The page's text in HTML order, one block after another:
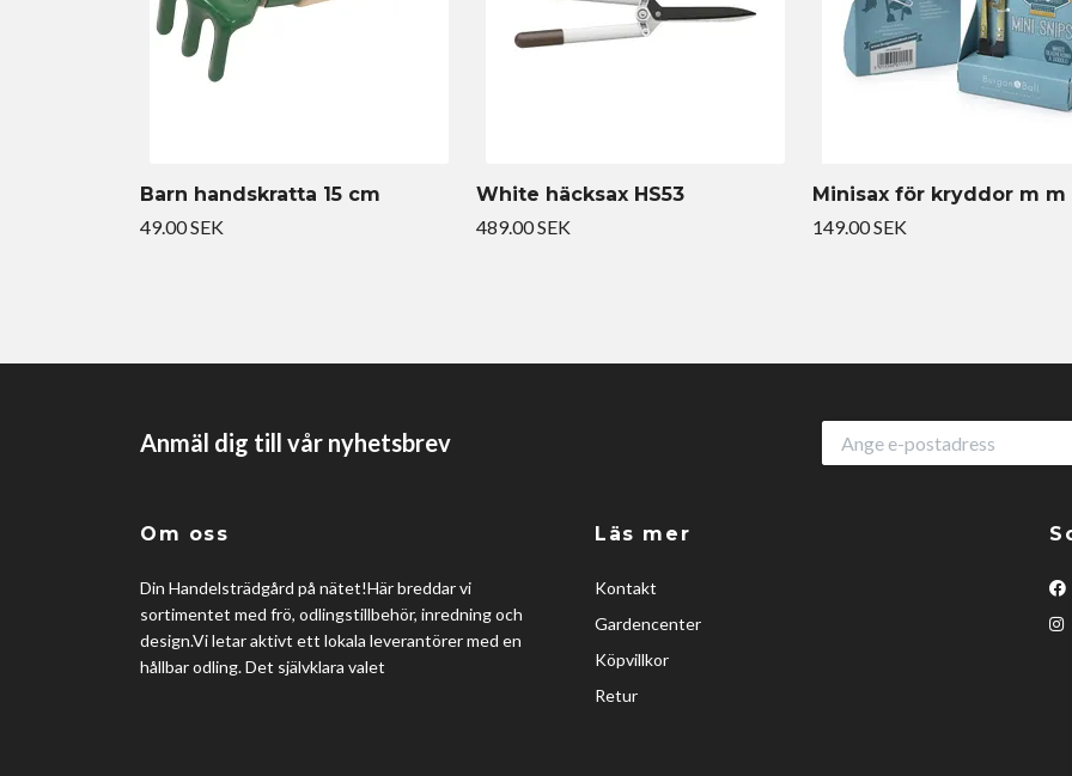
Barn handskratta 15 cm
49.00 SEK
White häcksax HS53
489.00 SEK
Minisax för kryddor m m
149.00 SEK
Anmäl dig till vår nyhetsbrev
Om oss
Din Handelsträdgård på nätet!Här breddar vi
sortimentet med frö, odlingstillbehör, inredning och
design.Vi letar aktivt ett lokala leverantörer med en
hållbar odling. Det självklara valet
Läs mer
Kontakt
Gardencenter
Köpvillkor
Retur